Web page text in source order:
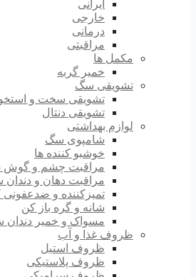
ایرانی
خارجی
درمانی
مراقبتی
مکمل ها
خمیر گربه
تشویقی سگ
تشویقی سخت و
تشویقی دنتال
لوازم بهداشتی
شامپوی سگ
خوشبو کننده ها
مراقبت چشم و
مراقبت دهان و
تمیزکننده و
شانه و گره باز کن
مسواک و خمیر
ظروف غذا و آب
ظروف استیل
ظروف پلاستیکی